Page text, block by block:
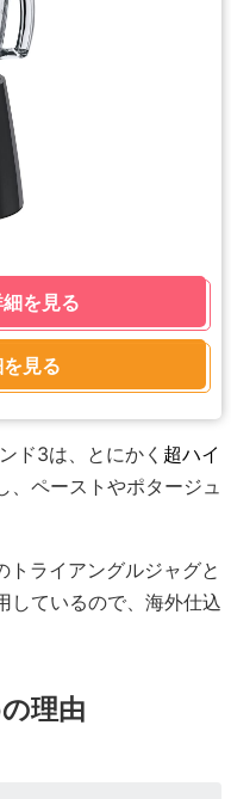
を見る
見る
ド3は、とにかく 超ハイ
、ペーストやポタージュ
ライアングルジャグと
しているので、海外仕込
理由